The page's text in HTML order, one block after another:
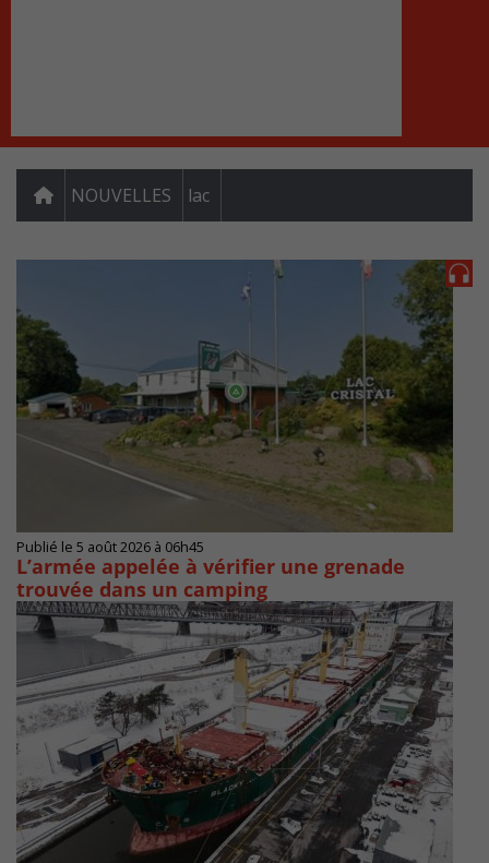
NOUVELLES lac
Publié le 5 août 2026 à 06h45
L’armée appelée à vérifier une grenade
trouvée dans un camping